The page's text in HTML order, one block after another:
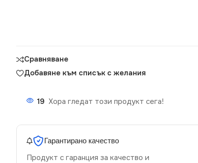
Сравняване
Добавяне към списък с желания
19 Хора гледат този продукт сега!
Гарантирано качество
Продукт с гаранция за качество и